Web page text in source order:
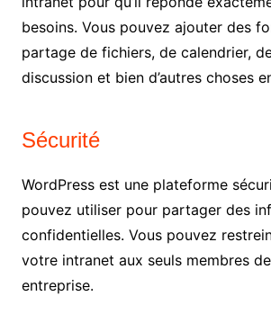
besoins. Vous pouvez ajouter des
partage de fichiers, de calendrier,
discussion et bien d’autres choses
Sécurité
WordPress est une plateforme
pouvez utiliser pour partager des
confidentielles. Vous pouvez
votre intranet aux seuls membres
entreprise.